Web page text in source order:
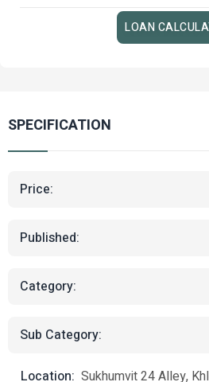
LOAN
SPECIFICATION
Price:
Published:
Category:
Sub Category:
Location: Sukhumvit 24 Alley,